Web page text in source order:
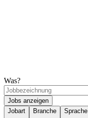
Was?
Jobs anzeigen
Jobart
Branche Sprache